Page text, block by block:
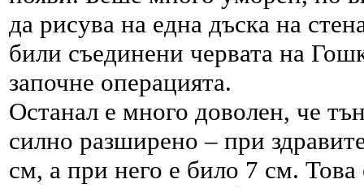
да рисува на една дъска на
били съединени червата на
започне операцията.
Останал е много доволен, че
силно разширено – при
см, а при него е било 7 см. Това